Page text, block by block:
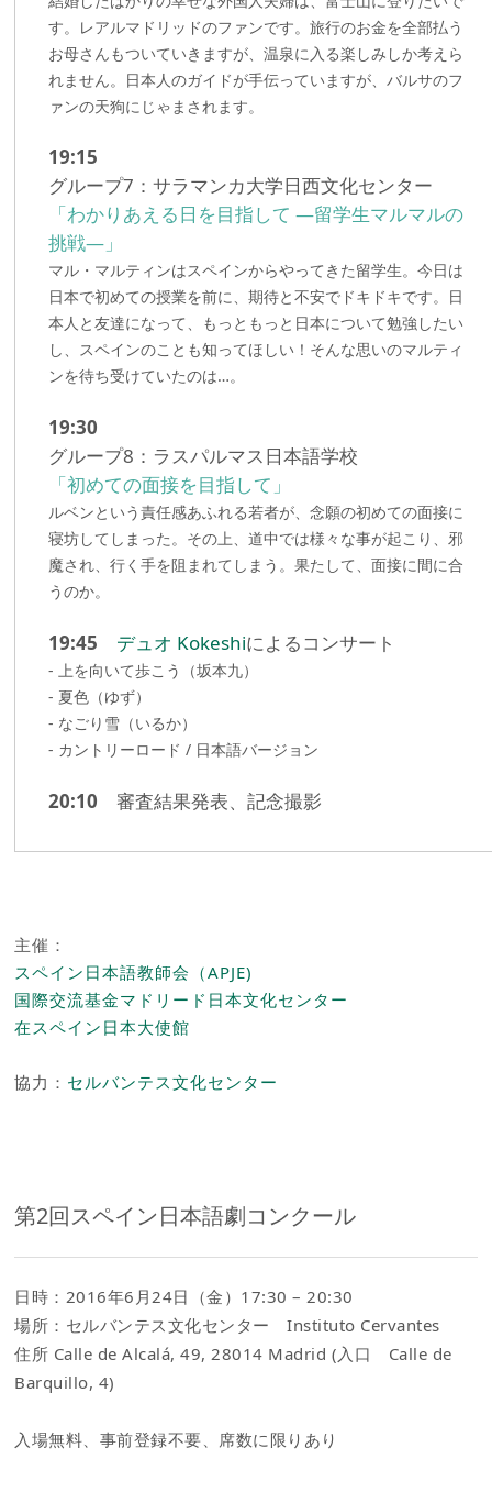
す。レアルマドリッドのファンです。旅行のお金を全部払う
お母さんもついていきますが、温泉に入る楽しみしか考えら
れません。日本人のガイドが手伝っていますが、バルサのフ
ァンの天狗にじゃまされます。
19:15
グループ7：サラマンカ大学日西文化センター
「わかりあえる日を目指して —留学生マルマルの
挑戦—」
マル・マルティンはスペインからやってきた留学生。今日は
日本で初めての授業を前に、期待と不安でドキドキです。日
本人と友達になって、もっともっと日本について勉強したい
し、スペインのことも知ってほしい！そんな思いのマルティ
ンを待ち受けていたのは…。
19:30
グループ8：ラスパルマス日本語学校
「初めての面接を目指して」
ルベンという責任感あふれる若者が、念願の初めての面接に
寝坊してしまった。その上、道中では様々な事が起こり、邪
魔され、行く手を阻まれてしまう。果たして、面接に間に合
うのか。
19:45 デュオ Kokeshiによるコンサート
- 上を向いて歩こう（坂本九）
- 夏色（ゆず）
- なごり雪（いるか）
- カントリーロード / 日本語バージョン
20:10 審査結果発表、記念撮影
主催：
スペイン日本語教師会（APJE)
国際交流基金マドリード日本文化センター
在スペイン日本大使館
協力： セルバンテス文化センター
第2回スペイン日本語劇コンクール
日時：2016年6月24日（金）17:30 – 20:30
場所：セルバンテス文化センター Instituto Cervantes
住所 Calle de Alcalá, 49, 28014 Madrid (入口 Calle de
Barquillo, 4)
入場無料、事前登録不要、席数に限りあり